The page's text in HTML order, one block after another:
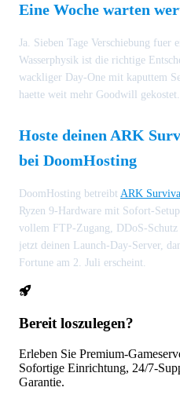
Eine Woche warten
Ja. Sieben Tage Verschiebung fuer
Wasserphysik ist die richtige
wackliger Day-One mit kaputtem
haette weit mehr Goodwill gekostet.
Hoste deinen ARK
bei DoomHosting
DoomHosting betreibt ARK
Ryzen 9-Hardware mit Sofort-
vollem FTP-Zugang, DDoS-
jetzt deinen Launch-Day-Server,
Fortune am 2. Juli erscheint.
Bereit loszulegen?
Erleben Sie Premium-
Sofortige Einrichtung, 24/7-
Garantie.